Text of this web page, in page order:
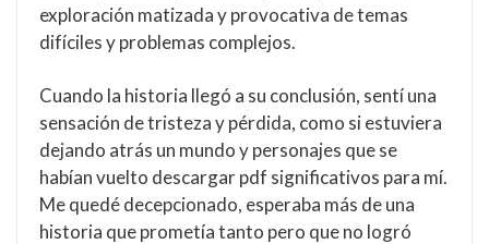
exploración matizada y provocativa de temas
difíciles y problemas complejos.
Cuando la historia llegó a su conclusión, sentí una
sensación de tristeza y pérdida, como si estuviera
dejando atrás un mundo y personajes que se
habían vuelto descargar pdf significativos para mí.
Me quedé decepcionado, esperaba más de una
historia que prometía tanto pero que no logró